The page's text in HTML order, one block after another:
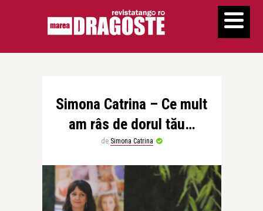
Simona Catrina – Ce mult
am râs de dorul tău…
de Simona Catrina